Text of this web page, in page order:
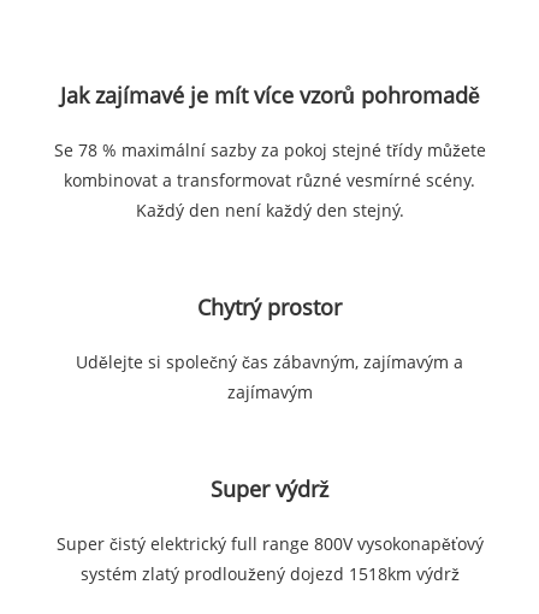
Jak zajímavé je mít více vzorů pohromadě
Se 78 % maximální sazby za pokoj stejné třídy můžete
kombinovat a transformovat různé vesmírné scény.
Každý den není každý den stejný.
Chytrý prostor
Udělejte si společný čas zábavným, zajímavým a
zajímavým
Super výdrž
Super čistý elektrický full range 800V vysokonapěťový
systém zlatý prodloužený dojezd 1518km výdrž